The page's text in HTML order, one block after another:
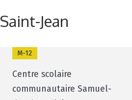
Saint-Jean
M-12
Centre scolaire
communautaire Samuel-